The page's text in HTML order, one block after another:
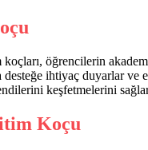
öğrencilerin
ihtiyaç duyarlar ve
keşfetmelerini
Koçu